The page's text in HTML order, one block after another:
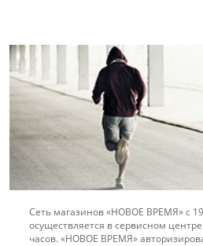
Сеть магазинов «НОВОЕ ВРЕМЯ» с
осуществляется в сервисном
часов. «НОВОЕ ВРЕМЯ»